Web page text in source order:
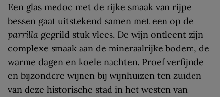
Een glas medoc met de rijke smaak van rijpe
bessen gaat uitstekend samen met een op de
parrilla gegrild stuk vlees. De wijn ontleent zijn
complexe smaak aan de mineraalrijke bodem, de
warme dagen en koele nachten. Proef verfijnde
en bijzondere wijnen bij wijnhuizen ten zuiden
van deze historische stad in het westen van